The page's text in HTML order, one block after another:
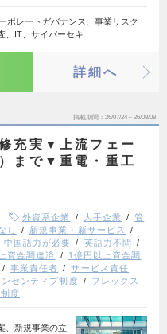
ポレートガバナンス、事業リスク
、IT、サイバーセキ…
詳細へ
掲載期間 26/07/24～26/08/08
充実▼上流フェー
まで▼重電・重工
外資系企業 大手企業
管
し
新規事業・新サービス
中国語力が必要
英語力不問
資金調達済
1億円以上資金調
事業責任者
サービス責任
ンセンティブ制度
フレックス
度
、新規事業の立